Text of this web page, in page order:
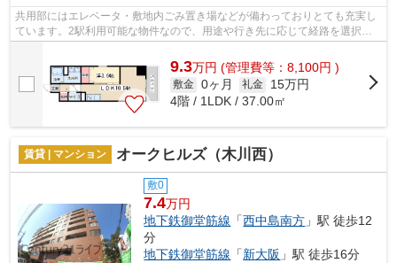
共用部にはエレベータ・敷地内ごみ置き場などが備わっておりとても充実し
ています。2駅利用可能な物件なので、用途や行き先に応じて経路を選択で
きます。四季折々の風を感じられる通風...
9.3万円 (管理費等：8,100円 )
敷金 0ヶ月 礼金
15万円
4階 / 1LDK / 37.00㎡
賃貸 | マンション オークヒルズ（木川西）
敷0
7.4万円
地下鉄御堂筋線 「西中島南方 」駅 徒歩12
分
地下鉄御堂筋線 「新大阪 」駅 徒歩16分